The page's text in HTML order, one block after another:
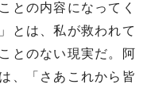
との内容になってく
とは、私が救われて
とのない現実だ。阿
、「さあこれから皆